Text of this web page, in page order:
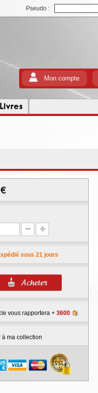
Pseudo :
Mon compte
Livres
€
sous 21 jours
vous rapportera + 3600
à ma collection